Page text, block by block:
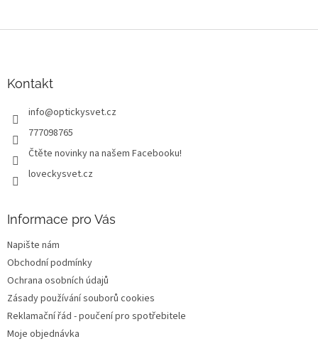
Kontakt
info@optickysvet.cz
777098765
Čtěte novinky na našem Facebooku!
loveckysvet.cz
Informace pro Vás
Napište nám
Obchodní podmínky
Ochrana osobních údajů
Zásady používání souborů cookies
Reklamační řád - poučení pro spotřebitele
Moje objednávka